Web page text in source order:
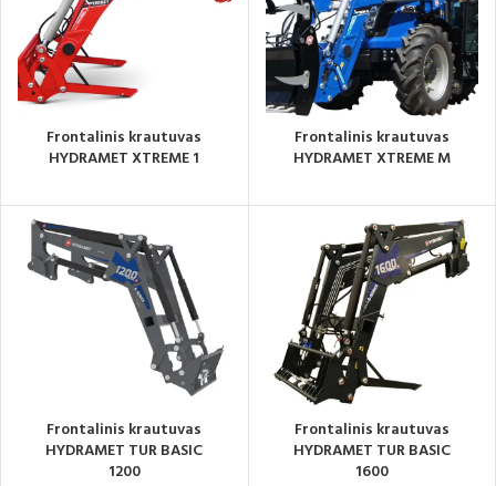
Frontalinis krautuvas
HYDRAMET XTREME 1
Frontalinis krautuvas
HYDRAMET XTREME M
Frontalinis krautuvas
HYDRAMET TUR BASIC
1200
Frontalinis krautuvas
HYDRAMET TUR BASIC
1600